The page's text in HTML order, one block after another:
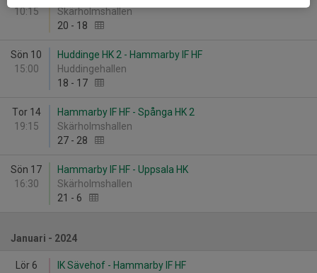
10:15
Skärholmshallen
20 - 18
Sön 10
15:00
Huddinge HK 2 - Hammarby IF HF
Huddingehallen
18 - 17
Tor 14
19:15
Hammarby IF HF - Spånga HK 2
Skärholmshallen
27 - 28
Sön 17
16:30
Hammarby IF HF - Uppsala HK
Skärholmshallen
21 - 6
Januari - 2024
Lör 6
IK Sävehof - Hammarby IF HF